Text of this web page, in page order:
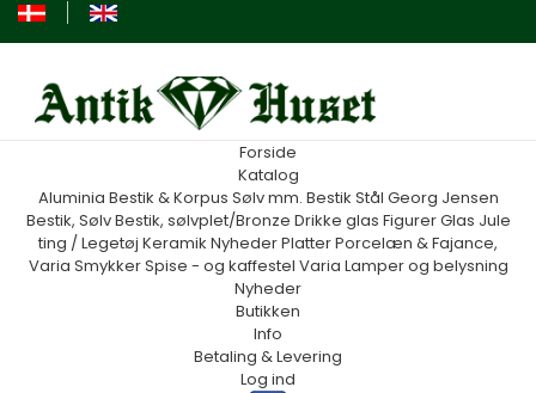
Forside
Katalog
Aluminia Bestik & Korpus Sølv mm. Bestik Stål Georg Jensen
Bestik, SølvBestik, sølvplet/Bronze Drikke glas FigurerGlas Jule
ting / Legetøj Keramik NyhederPlatterPorcelæn & Fajance,
Varia SmykkerSpise - og kaffestel Varia Lamper og belysning
Nyheder
Butikken
Info
Betaling & Levering
Log ind